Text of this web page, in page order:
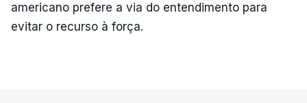
americano prefere a via do entendimento para
evitar o recurso à força.